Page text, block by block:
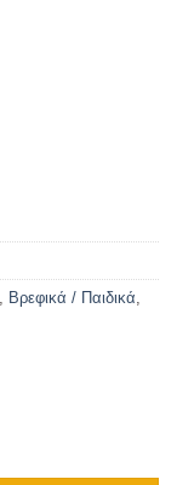
Βρεφικά / Παιδικά